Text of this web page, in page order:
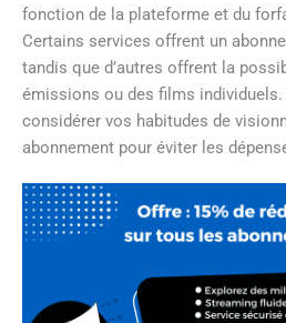
fonction de la plateforme et du
Certains services offrent un
tandis que d’autres offrent la
émissions ou des films
considérer vos habitudes de
abonnement pour éviter les